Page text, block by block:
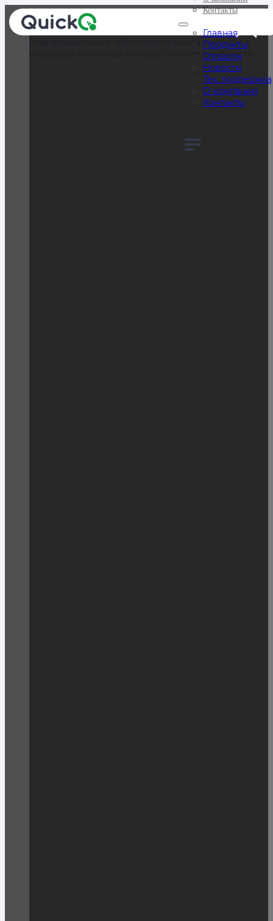
Контакты
Главная
Продукты
Отрасли
Новости
Тех. поддержка
О компании
Контакты
Информационное табло электронной очереди в
коридоре больницы: номера талонов и кабинеты